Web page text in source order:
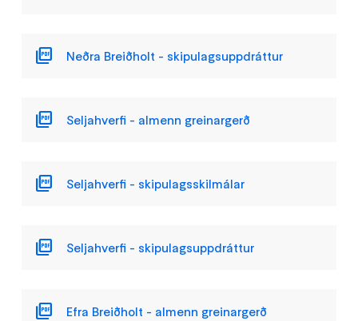
Neðra Breiðholt - skipulagsuppdráttur
Seljahverfi - almenn greinargerð
Seljahverfi - skipulagsskilmálar
Seljahverfi - skipulagsuppdráttur
Efra Breiðholt - almenn greinargerð